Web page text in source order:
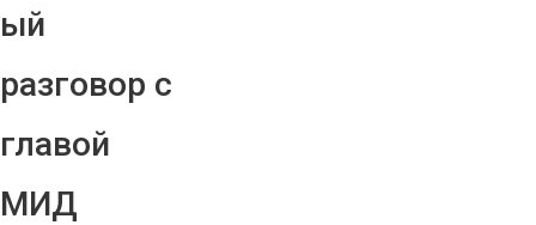
ый
разговор с
главой
МИД